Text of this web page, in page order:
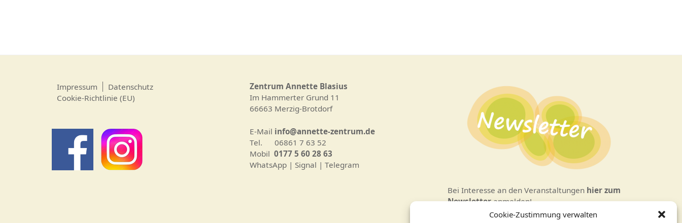
Cookie-Zustimmung verwalten
Impressum
Datenschutz
Cookie-Richtlinie (EU)
Zentrum Annette Blasius
Im Hammerter Grund 11
66663 Merzig-Brotdorf
E-Mail info@annette-zentrum.de
Tel. 06861 7 63 52
Mobil 0177 5 60 28 63
WhatsApp | Signal | Telegram
Bei Interesse an den Veranstaltungen hier zum
Newsletteranmelden!